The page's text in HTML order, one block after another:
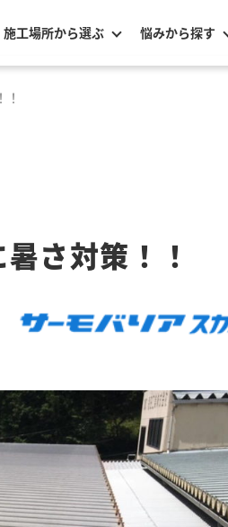
施工場所から選ぶ 悩みから探す
さ対策！！